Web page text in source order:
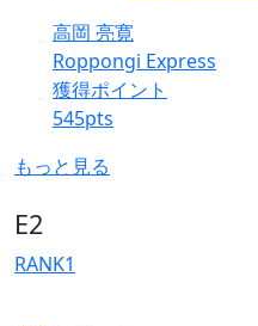
高岡 亮寛
Roppongi Express
獲得ポイント
545pts
もっと見る
E2
RANK1